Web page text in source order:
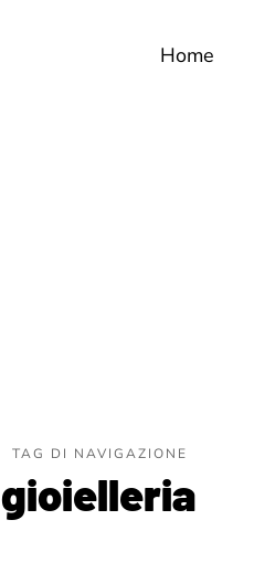
Home
TAG DI NAVIGAZIONE
gioielleria